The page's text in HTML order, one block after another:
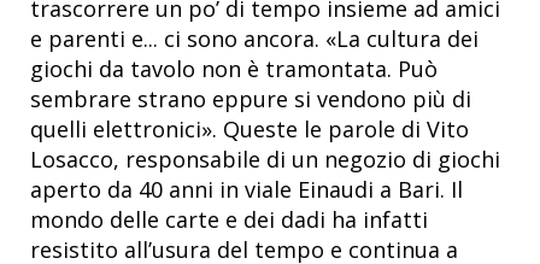
trascorrere un po’ di tempo insieme ad amici
e parenti e... ci sono ancora. «La cultura dei
giochi da tavolo non è tramontata. Può
sembrare strano eppure si vendono più di
quelli elettronici». Queste le parole di Vito
Losacco, responsabile di un negozio di giochi
aperto da 40 anni in viale Einaudi a Bari. Il
mondo delle carte e dei dadi ha infatti
resistito all’usura del tempo e continua a